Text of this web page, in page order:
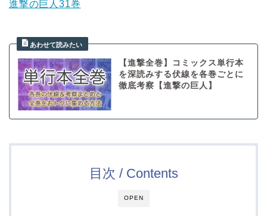
進撃の巨人31巻
【進撃全巻】コミックス単行本
を深読みする伏線を各巻ごとに
徹底考察【進撃の巨人】
OPEN
目次 / Contents